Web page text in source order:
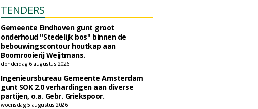
TENDERS
Gemeente Eindhoven gunt groot
onderhoud ''Stedelijk bos'' binnen de
bebouwingscontour houtkap aan
Boomrooierij Weijtmans.
donderdag 6 augustus 2026
Ingenieursbureau Gemeente Amsterdam
gunt SOK 2.0 verhardingen aan diverse
partijen, o.a. Gebr. Griekspoor.
woensdag 5 augustus 2026